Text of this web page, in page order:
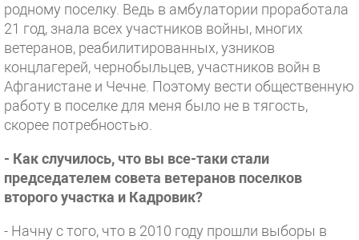
родному поселку. Ведь в амбулатории проработала
21 год, знала всех участников войны, многих
ветеранов, реабилитированных, узников
концлагерей, чернобыльцев, участников войн в
Афганистане и Чечне. Поэтому вести общественную
работу в поселке для меня было не в тягость,
скорее потребностью.
- Как случилось, что вы все-таки стали
председателем совета ветеранов поселков
второго участка и Кадровик?
- Начну с того, что в 2010 году прошли выборы в